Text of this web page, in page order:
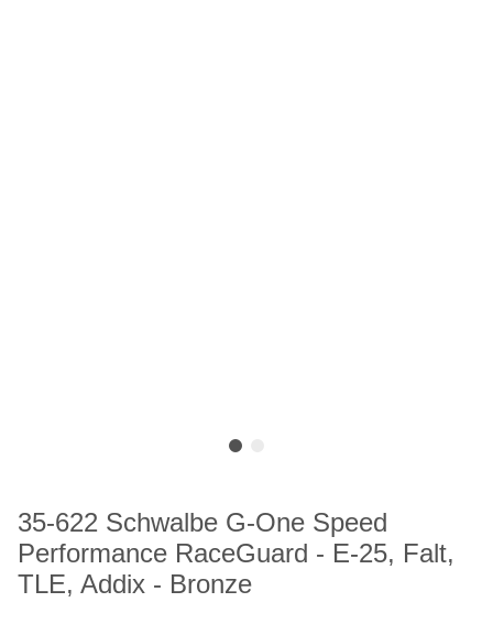
35-622 Schwalbe G-One Speed
Performance RaceGuard - E-25, Falt,
TLE, Addix - Bronze